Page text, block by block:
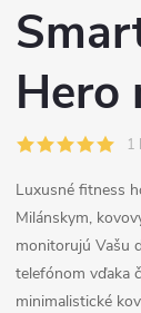
Hero
1
Luxusné fitness
Milánskym,
monitorujú Vašu
telefónom vďaka
minimalistické